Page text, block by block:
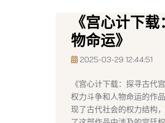
《宫心计下
物命运》
2025-03-29 12:44:51
《宫心计下载：探寻古代
权力斗争和人物命运的作
现了古代社会的权力结构